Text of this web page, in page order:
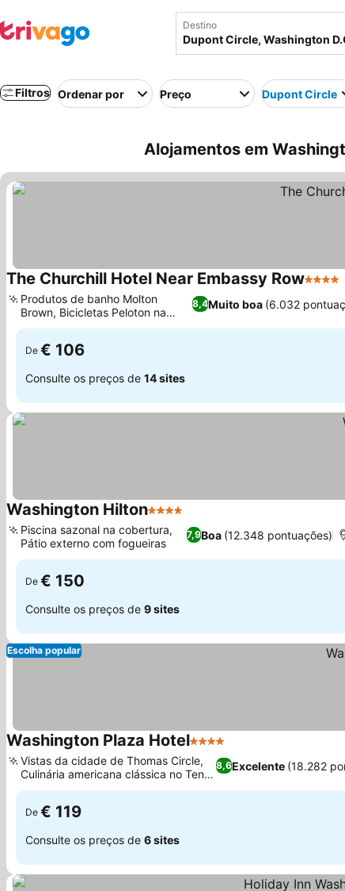
Destino
Filtros Ordenar por Preço Dupont Circle
Alojamentos em
The Churchill Hotel Near Embassy Row4
8,4Muito boa (6.032
Produtos de banho Molton
Brown, Bicicletas Peloton na
academia
De € 106
Consulte os preços de 14 sites
Washington Hilton4 Estrelas
7,9Boa (12.348 pontuações)
Piscina sazonal na cobertura,
Pátio externo com fogueiras
De € 150
Consulte os preços de 9 sites
Escolha popular
Washington Plaza Hotel4 Estrelas
8,6Excelente (18.282
Vistas da cidade de Thomas Circle,
Culinária americana clássica no Ten
Thomas
De € 119
Consulte os preços de 6 sites